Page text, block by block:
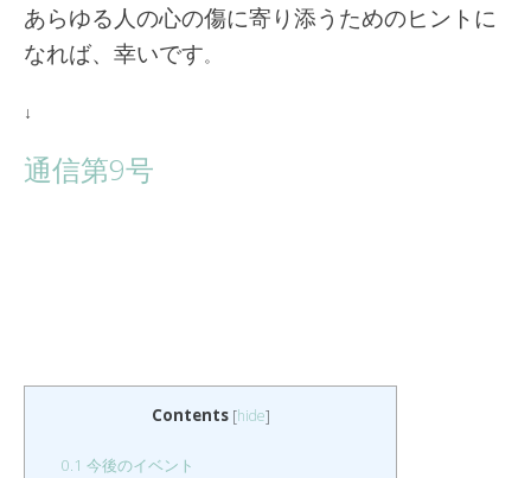
あらゆる人の心の傷に寄り添うためのヒントに
なれば、幸いです。
↓
通信第9号
Contents [hide]
0.1 今後のイベント